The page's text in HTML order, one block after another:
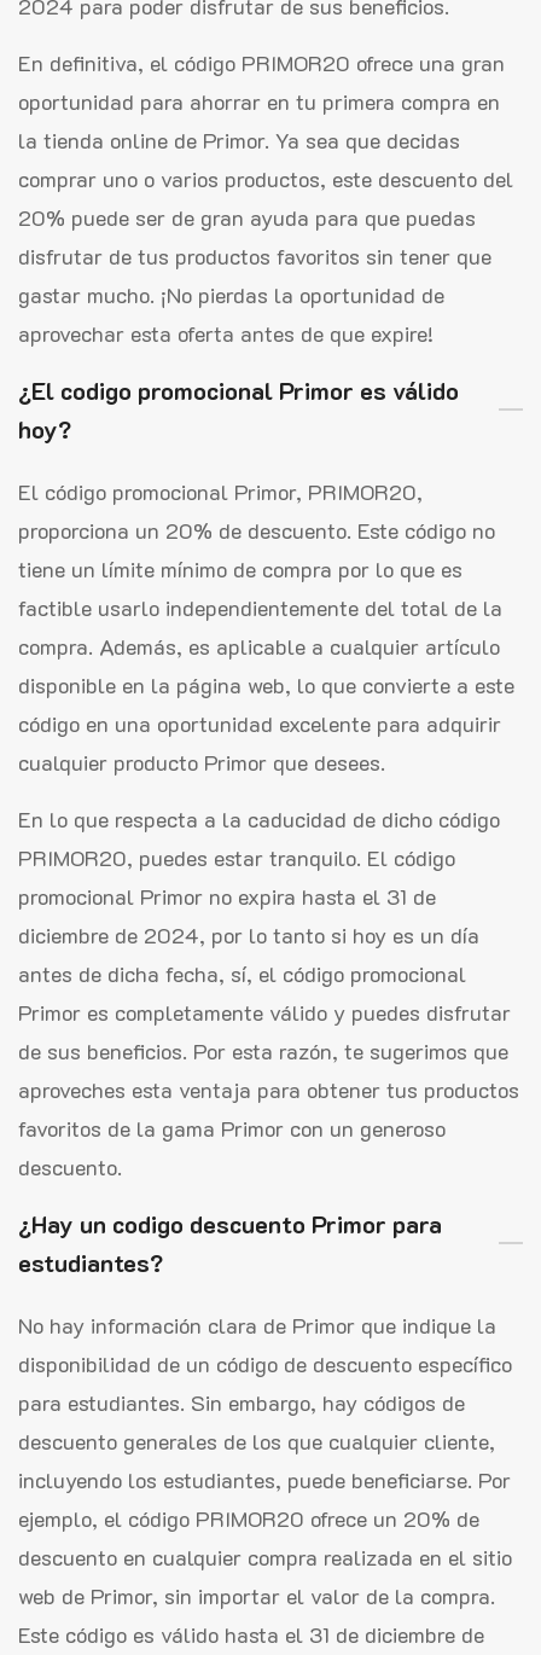
2024 para poder disfrutar de sus beneficios.
En definitiva, el código PRIMOR20 ofrece una gran
oportunidad para ahorrar en tu primera compra en
la tienda online de Primor. Ya sea que decidas
comprar uno o varios productos, este descuento del
20% puede ser de gran ayuda para que puedas
disfrutar de tus productos favoritos sin tener que
gastar mucho. ¡No pierdas la oportunidad de
aprovechar esta oferta antes de que expire!
¿El codigo promocional Primor es válido
hoy?
El código promocional Primor, PRIMOR20,
proporciona un 20% de descuento. Este código no
tiene un límite mínimo de compra por lo que es
factible usarlo independientemente del total de la
compra. Además, es aplicable a cualquier artículo
disponible en la página web, lo que convierte a este
código en una oportunidad excelente para adquirir
cualquier producto Primor que desees.
En lo que respecta a la caducidad de dicho código
PRIMOR20, puedes estar tranquilo. El código
promocional Primor no expira hasta el 31 de
diciembre de 2024, por lo tanto si hoy es un día
antes de dicha fecha, sí, el código promocional
Primor es completamente válido y puedes disfrutar
de sus beneficios. Por esta razón, te sugerimos que
aproveches esta ventaja para obtener tus productos
favoritos de la gama Primor con un generoso
descuento.
¿Hay un codigo descuento Primor para
estudiantes?
No hay información clara de Primor que indique la
disponibilidad de un código de descuento específico
para estudiantes. Sin embargo, hay códigos de
descuento generales de los que cualquier cliente,
incluyendo los estudiantes, puede beneficiarse. Por
ejemplo, el código PRIMOR20 ofrece un 20% de
descuento en cualquier compra realizada en el sitio
web de Primor, sin importar el valor de la compra.
Este código es válido hasta el 31 de diciembre de